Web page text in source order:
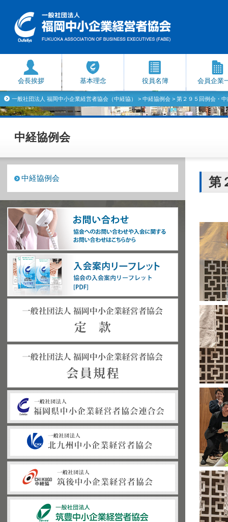
会長挨拶 基本理念 役員名簿 会員企業
一般社団法人 福岡中小企業経営者協会（中経協） > 中経協例会> 第２９５回例会・中
中経協例会
第
中経協例会